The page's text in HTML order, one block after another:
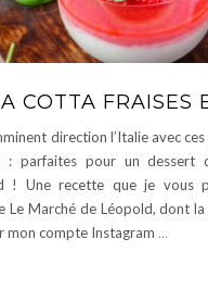
COTTA FRAISES
direction l’Italie avec
: parfaites pour un dessert
! Une recette que je vous
Le Marché de Léopold, dont
mon compte Instagram …